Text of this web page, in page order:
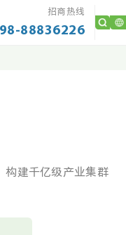
招商热线
88836226
构建千亿级产业集群